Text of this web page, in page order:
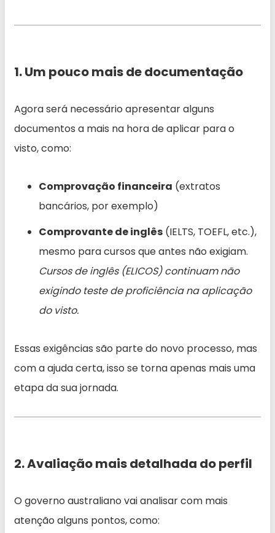
1. Um pouco mais de documentação
Agora será necessário apresentar alguns
documentos a mais na hora de aplicar para o
visto, como:
Comprovação financeira (extratos
bancários, por exemplo)
Comprovante de inglês (IELTS, TOEFL, etc.),
mesmo para cursos que antes não exigiam.
Cursos de inglês (ELICOS) continuam não
exigindo teste de proficiência na aplicação
do visto.
Essas exigências são parte do novo processo, mas
com a ajuda certa, isso se torna apenas mais uma
etapa da sua jornada.
2. Avaliação mais detalhada do perfil
O governo australiano vai analisar com mais
atenção alguns pontos, como: